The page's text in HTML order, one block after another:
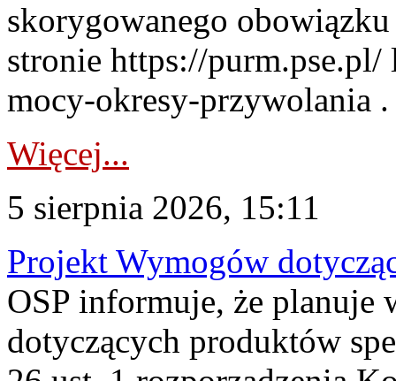
skorygowanego
stronie https://
mocy-okresy-przywolania
Więcej...
5 sierpnia 2026, 15:11
Projekt Wymogów
OSP informuje, że planuje
dotyczących produktów